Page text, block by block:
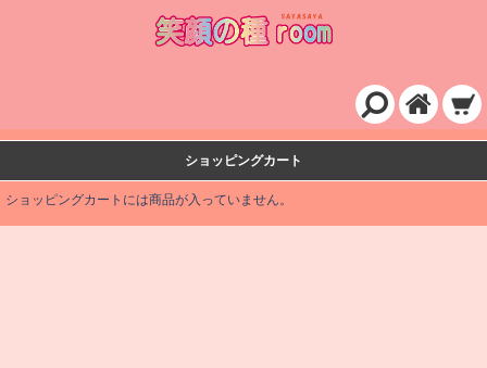
ショッピングカート
ショッピングカートには商品が入っていません。